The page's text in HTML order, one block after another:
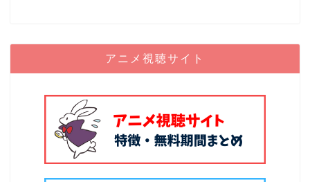
アニメ視聴サイト